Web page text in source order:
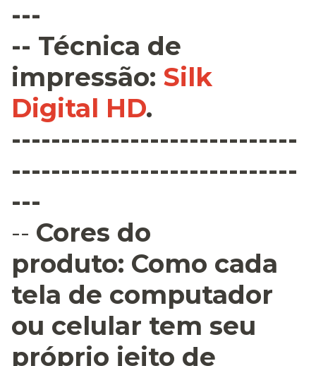
---
-- Técnica de
impressão: Silk
Digital HD.
-----------------------------
-----------------------------
---
-- Cores do
produto: Como cada
tela de computador
ou celular tem seu
próprio jeito de